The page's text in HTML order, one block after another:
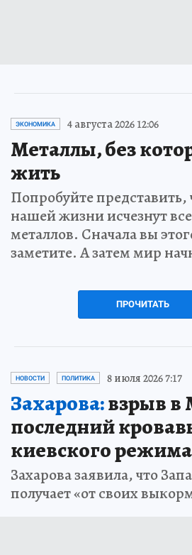
ЭКОНОМИКА 4 августа 2026 12:06
Металлы, без
жить
Попробуйте
нашей жизни исчезнут
металлов. Сначала вы
заметите. А затем мир
ПРОЧИТАТЬ
НОВОСТИ ПОЛИТИКА 8 июля 2026 7:17
Захарова:взрыв в
последний
киевского режима
Захарова заявила, что
получает «от своих